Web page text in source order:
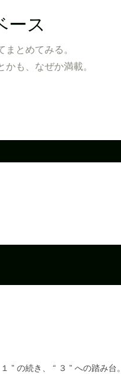
” の続き、 “ ３ ” への踏み台。
ース
とめてみる。
も、なぜか満載。